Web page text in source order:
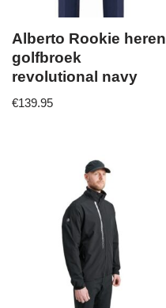
Alberto Rookie heren
golfbroek
revolutional navy
€139.95